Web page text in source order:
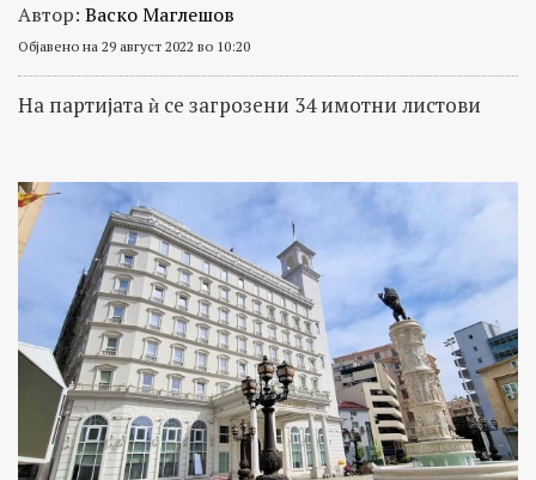
Автор: Васко Маглешов
Објавено на 29 август 2022 во 10:20
На партијата ѝ се загрозени 34 имотни листови